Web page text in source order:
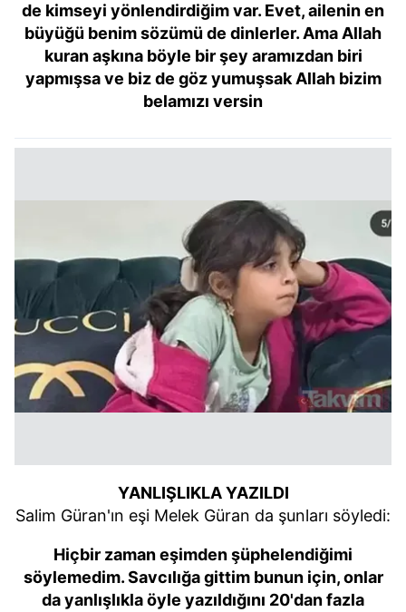
de kimseyi yönlendirdiğim var. Evet, ailenin en
büyüğü benim sözümü de dinlerler. Ama Allah
kuran aşkına böyle bir şey aramızdan biri
yapmışsa ve biz de göz yumuşsak Allah bizim
belamızı versin
YANLIŞLIKLA YAZILDI
Salim Güran'ın eşi Melek Güran da şunları söyledi:
Hiçbir zaman eşimden şüphelendiğimi
söylemedim. Savcılığa gittim bunun için, onlar
da yanlışlıkla öyle yazıldığını 20'dan fazla